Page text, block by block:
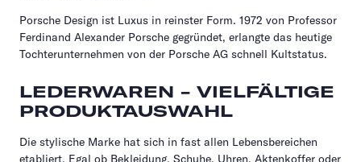
Porsche Design ist Luxus in reinster Form. 1972 von Professor
Ferdinand Alexander Porsche gegründet, erlangte das heutige
Tochterunternehmen von der Porsche AG schnell Kultstatus.
LEDERWAREN - VIELFÄLTIGE
PRODUKTAUSWAHL
Die stylische Marke hat sich in fast allen Lebensbereichen
etabliert. Egal ob Bekleidung, Schuhe, Uhren, Aktenkoffer oder